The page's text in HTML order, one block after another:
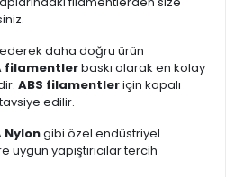
daha doğru ürün
filamentlerbaskı olarak en kolay
ABS filamentleriçin kapalı
edilir.
Nylongibi özel endüstriyel
yapıştırıcılar tercih